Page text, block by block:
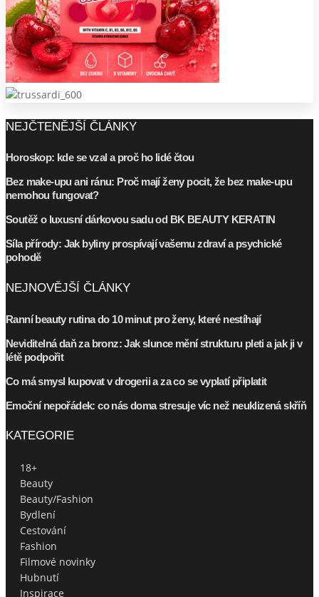
NEJČTENĚJŠÍ ČLÁNKY
Horoskop: kde se vzal a proč ho lidé čtou
Bez make-upu ani ránu: Proč mají ženy pocit, že bez make-upu
nemohou fungovat?
Soutěž o luxusní dárkovou sadu od BK BEAUTY KERATIN
Síla přírody: Jak byliny prospívají vašemu zdraví a psychické
pohodě
NEJNOVĚJŠÍ ČLÁNKY
Ranní beauty rutina do 10 minut pro ženy, které nestíhají
Neviditelná daň za bronz: Jak slunce mění strukturu pleti a jak ji v
létě podpořit
Co má smysl kupovat v drogerii a za co se vyplatí připlatit
Emoční nepořádek: co nás doma stresuje víc než neuklizená skříň
KATEGORIE
18+
Beauty
Beauty/Fashion
Bydlení
Cestování
Fashion
Filmové novinky
Hubnutí
Inspirace